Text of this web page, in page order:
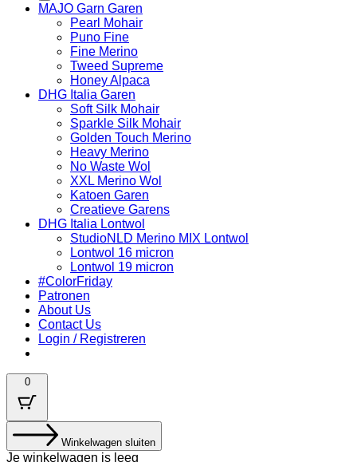
MAJO Garn Garen
Pearl Mohair
Puno Fine
Fine Merino
Tweed Supreme
Honey Alpaca
DHG Italia Garen
Soft Silk Mohair
Sparkle Silk Mohair
Golden Touch Merino
Heavy Merino
No Waste Wol
XXL Merino Wol
Katoen Garen
Creatieve Garens
DHG Italia Lontwol
StudioNLD Merino MIX Lontwol
Lontwol 16 micron
Lontwol 19 micron
#ColorFriday
Patronen
About Us
Contact Us
Login / Registreren
0
Winkelwagen sluiten
Je winkelwagen is leeg